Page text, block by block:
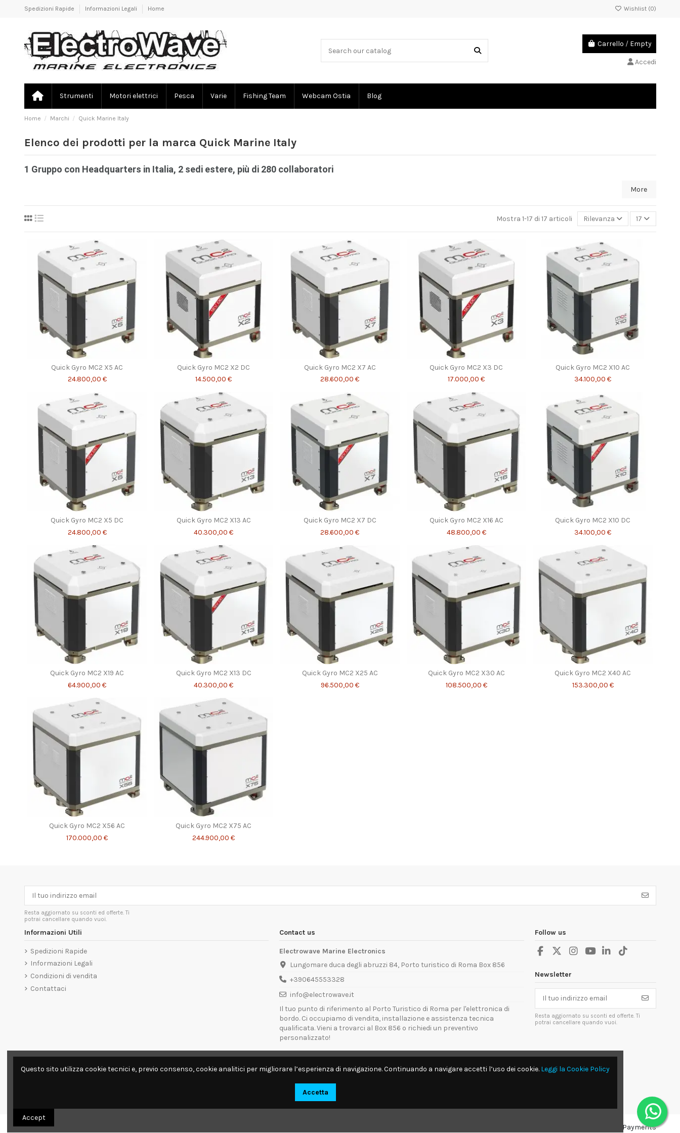
Spedizioni Rapide Informazioni Legali Home Wishlist (0)
Carrello / Empty
Accedi
Strumenti Motori elettrici Pesca Varie Fishing Team Webcam Ostia Blog
Home Marchi Quick Marine Italy
Elenco dei prodotti per la marca Quick Marine Italy
1 Gruppo con Headquarters in Italia, 2 sedi estere, più di 280 collaboratori
More
Mostra 1-17 di 17 articoli Rilevanza 17
Quick Gyro MC2 X5 AC
24.800,00 €
Quick Gyro MC2 X2 DC
14.500,00 €
Quick Gyro MC2 X7 AC
28.600,00 €
Quick Gyro MC2 X3 DC
17.000,00 €
Quick Gyro MC2 X10 AC
34.100,00 €
Quick Gyro MC2 X5 DC
24.800,00 €
Quick Gyro MC2 X13 AC
40.300,00 €
Quick Gyro MC2 X7 DC
28.600,00 €
Quick Gyro MC2 X16 AC
48.800,00 €
Quick Gyro MC2 X10 DC
34.100,00 €
Quick Gyro MC2 X19 AC
64.900,00 €
Quick Gyro MC2 X13 DC
40.300,00 €
Quick Gyro MC2 X25 AC
96.500,00 €
Quick Gyro MC2 X30 AC
108.500,00 €
Quick Gyro MC2 X40 AC
153.300,00 €
Quick Gyro MC2 X56 AC
170.000,00 €
Quick Gyro MC2 X75 AC
244.900,00 €
Resta aggiornato su sconti ed offerte. Ti
potrai cancellare quando vuoi.
Informazioni Utili
Spedizioni Rapide
Informazioni Legali
Condizioni di vendita
Contattaci
Contact us
Electrowave Marine Electronics
Lungomare duca degli abruzzi 84, Porto turistico di Roma Box 856
+390645553328
info@electrowave.it
Il tuo punto di riferimento al Porto Turistico di Roma per l'elettronica di
bordo. Ci occupiamo di vendita, installazione e assistenza tecnica
qualificata. Vieni a trovarci al Box 856 o richiedi un preventivo
personalizzato!
Orari di Apertura:
Lunedì - Venerdì: 09:00 - 13:00 / 14:00 - 18:00
Disponibili per interventi tecnici direttamente a bordo.
Follow us
Newsletter
Resta aggiornato su sconti ed offerte. Ti
potrai cancellare quando vuoi.
Questo sito utilizza cookie tecnici e, previo consenso, cookie analitici per migliorare l’esperienza di navigazione. Continuando a navigare accetti l’uso dei cookie. Leggi la Cookie Policy
Accetta
Accept